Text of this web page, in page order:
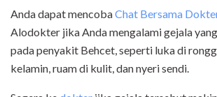
Anda dapat mencobaChat Bersama
Alodokter jika Anda mengalami gejala
pada penyakit Behcet, seperti luka di
kelamin, ruam di kulit, dan nyeri sendi.